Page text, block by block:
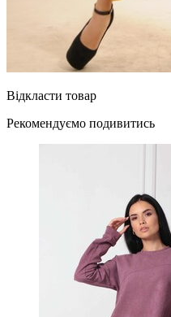
Відкласти товар
Рекомендуємо подивитись